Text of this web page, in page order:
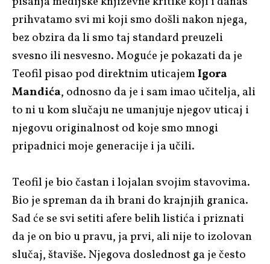
prihvatamo svi mi koji smo došli nakon njega,
bez obzira da li smo taj standard preuzeli
svesno ili nesvesno. Moguće je pokazati da je
Teofil pisao pod direktnim uticajemIgora
Mandića, odnosno da je i sam imao učitelja, ali
to ni u kom slučaju ne umanjuje njegov uticaj i
njegovu originalnost od koje smo mnogi
pripadnici moje generacije i ja učili.
Teofil je bio častan i lojalan svojim stavovima.
Bio je spreman da ih brani do krajnjih granica.
Sad će se svi setiti afere belih listića i priznati
da je on bio u pravu, ja prvi, ali nije to izolovan
slučaj, štaviše. Njegova doslednost ga je često